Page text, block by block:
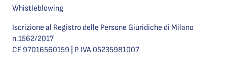
Whistleblowing
Iscrizione al Registro delle Persone Giuridiche di Milano
n.1562/2017
CF 97016560159 | P. IVA 05235981007